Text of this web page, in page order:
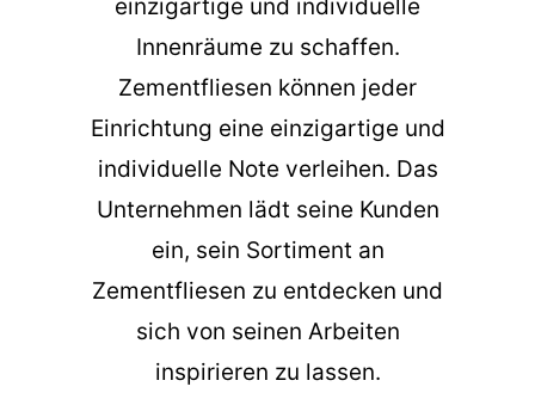
einzigartige und individuelle
Innenräume zu schaffen.
Zementfliesen können jeder
Einrichtung eine einzigartige und
individuelle Note verleihen. Das
Unternehmen lädt seine Kunden
ein, sein Sortiment an
Zementfliesen zu entdecken und
sich von seinen Arbeiten
inspirieren zu lassen.